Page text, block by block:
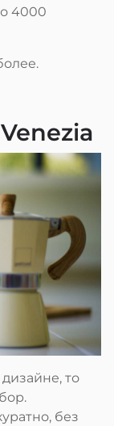
4000
то
без